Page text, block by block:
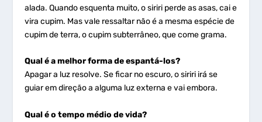
alada. Quando esquenta muito, o siriri perde as asas, cai e
vira cupim. Mas vale ressaltar não é a mesma espécie de
cupim de terra, o cupim subterrâneo, que come grama.
Qual é a melhor forma de espantá-los?
Apagar a luz resolve. Se ficar no escuro, o siriri irá se
guiar em direção a alguma luz externa e vai embora.
Qual é o tempo médio de vida?